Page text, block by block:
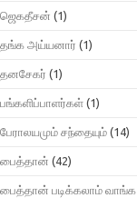
ஜெகதீசன் (1)
தங்க அய்யனார் (1)
தனசேகர் (1)
பங்களிப்பாளர்கள் (1)
பேராலயமும் சந்தையும் (14)
பைத்தான் (42)
பைத்தான் படிக்கலாம் வாங்க